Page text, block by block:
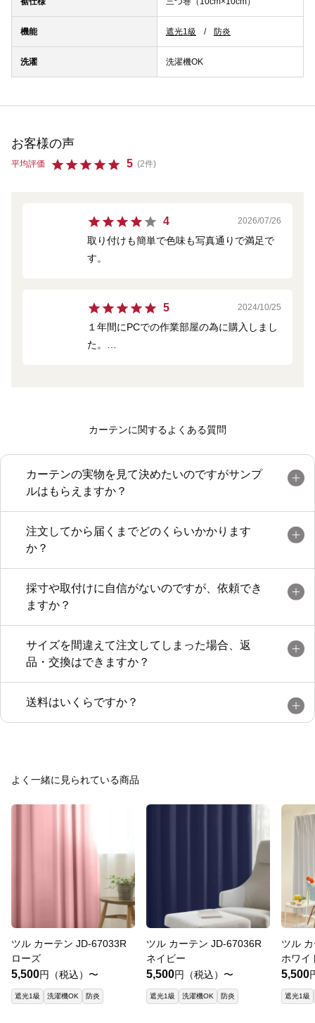
機能 遮光1級 防炎
洗濯 洗濯機OK
お客様の声
平均評価 5 (2件)
4 2026/07/26
取り付けも簡単で色味も写真通りで満足で
す。
5 2024/10/25
１年間にPCでの作業部屋の為に購入しまし
た。
非常に満足しております。
カーテンに関するよくある質問
カーテンの実物を見て決めたいのですがサンプ
ルはもらえますか？
注文してから届くまでどのくらいかかります
か？
採寸や取付けに自信がないのですが、依頼でき
ますか？
サイズを間違えて注文してしまった場合、返
品・交換はできますか？
送料はいくらですか？
よく一緒に見られている商品
ツル カーテン JD-67033R
ローズ
5,500円（税込）〜
遮光1級 洗濯機OK 防炎
ツル カーテン JD-67036R
ネイビー
5,500円（税込）〜
遮光1級 洗濯機OK 防炎
ツル
ホワイ
5,500
遮光1級